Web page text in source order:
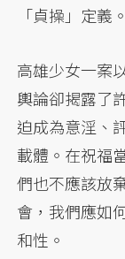
「貞操」定義。
高雄少女一案
輿論卻揭露了
迫成為意淫
載體。在祝福
們也不應該放
會，我們應如
和性。